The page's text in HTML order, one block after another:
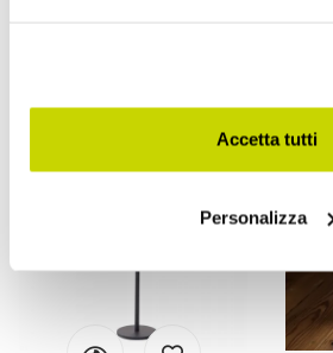
Accetta tutti
Personalizza